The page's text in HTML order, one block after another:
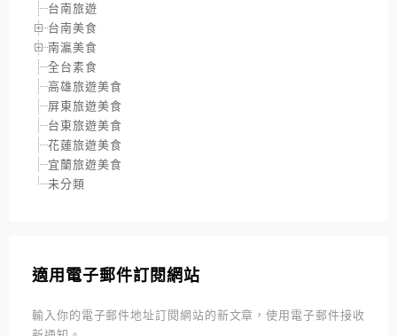
台南旅遊
台南美食
南瀛美食
全台素食
高雄旅遊美食
屏東旅遊美食
台東旅遊美食
花蓮旅遊美食
宜蘭旅遊美食
未分類
適用電子郵件訂閱網站
輸入你的電子郵件地址訂閱網站的新文章，使用電子郵件接收